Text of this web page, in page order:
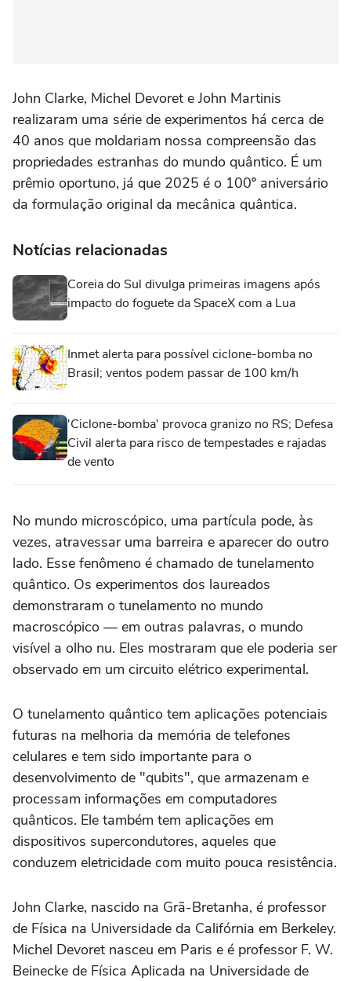
John Clarke, Michel Devoret e John Martinis
realizaram uma série de experimentos há cerca de
40 anos que moldariam nossa compreensão das
propriedades estranhas do mundo quântico. É um
prêmio oportuno, já que 2025 é o 100º aniversário
da formulação original da mecânica quântica.
Notícias relacionadas
Coreia do Sul divulga primeiras imagens após
impacto do foguete da SpaceX com a Lua
Inmet alerta para possível ciclone-bomba no
Brasil; ventos podem passar de 100 km/h
'Ciclone-bomba' provoca granizo no RS; Defesa
Civil alerta para risco de tempestades e rajadas
de vento
No mundo microscópico, uma partícula pode, às
vezes, atravessar uma barreira e aparecer do outro
lado. Esse fenômeno é chamado de tunelamento
quântico. Os experimentos dos laureados
demonstraram o tunelamento no mundo
macroscópico — em outras palavras, o mundo
visível a olho nu. Eles mostraram que ele poderia ser
observado em um circuito elétrico experimental.
O tunelamento quântico tem aplicações potenciais
futuras na melhoria da memória de telefones
celulares e tem sido importante para o
desenvolvimento de "qubits", que armazenam e
processam informações em computadores
quânticos. Ele também tem aplicações em
dispositivos supercondutores, aqueles que
conduzem eletricidade com muito pouca resistência.
John Clarke, nascido na Grã-Bretanha, é professor
de Física na Universidade da Califórnia em Berkeley.
Michel Devoret nasceu em Paris e é professor F. W.
Beinecke de Física Aplicada na Universidade de